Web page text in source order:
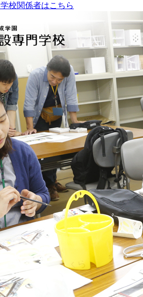
学校関係者はこちら